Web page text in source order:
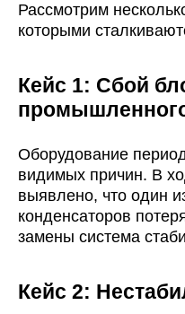
Рассмотрим
которыми
Кейc 1: Сбой
Оборудование
видимых причин. В
выявлено, что один
конденсаторов
замены система
Кейc 2: